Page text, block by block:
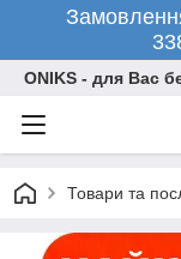
ONIKS - для Вас
Товари та